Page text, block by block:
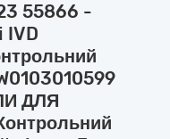
55866 -
IVD
ДЛЯ